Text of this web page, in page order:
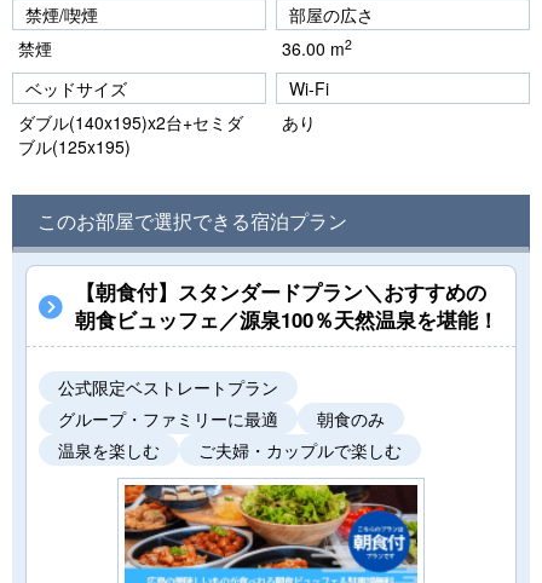
禁煙/喫煙
禁煙
部屋の広さ
36.00 m2
ベッドサイズ
ダブル(140x195)x2台+セミダ
ブル(125x195)
Wi-Fi
あり
このお部屋で選択できる宿泊プラン
【朝食付】スタンダードプラン＼おすすめの
朝食ビュッフェ／源泉100％天然温泉を堪能！
公式限定ベストレートプラン
グループ・ファミリーに最適
朝食のみ
温泉を楽しむ
ご夫婦・カップルで楽しむ